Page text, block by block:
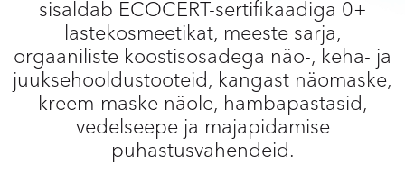
sisaldab ECOCERT-sertifikaadiga 0+
lastekosmeetikat, meeste sarja,
orgaaniliste koostisosadega näo-, keha- ja
juuksehooldustooteid, kangast näomaske,
kreem-maske näole, hambapastasid,
vedelseepe ja majapidamise
puhastusvahendeid.